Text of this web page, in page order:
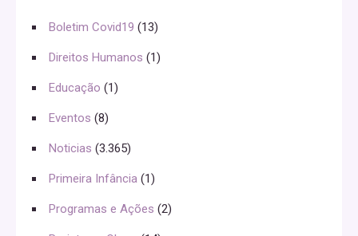
Boletim Covid19 (13)
Direitos Humanos (1)
Educação (1)
Eventos (8)
Noticias (3.365)
Primeira Infância (1)
Programas e Ações (2)